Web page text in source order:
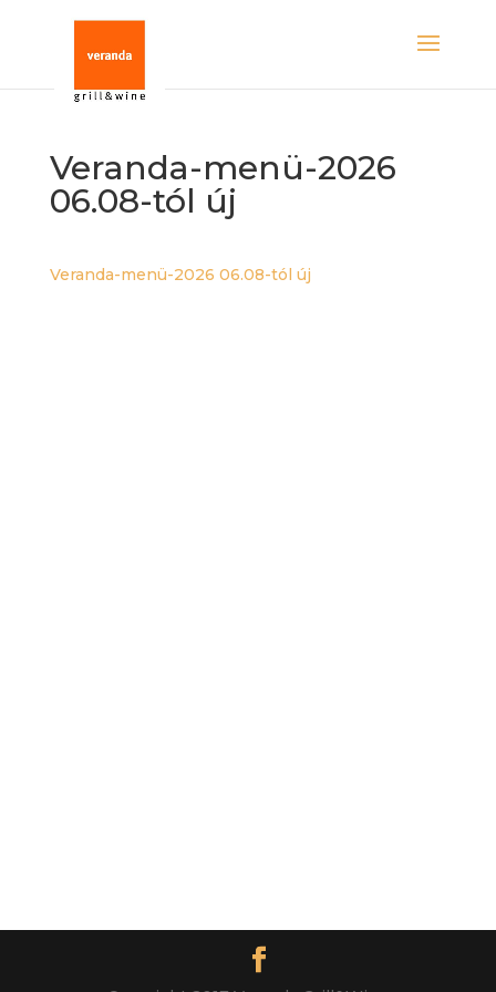
Veranda-menü-2026
06.08-tól új
Veranda-menü-2026 06.08-tól új